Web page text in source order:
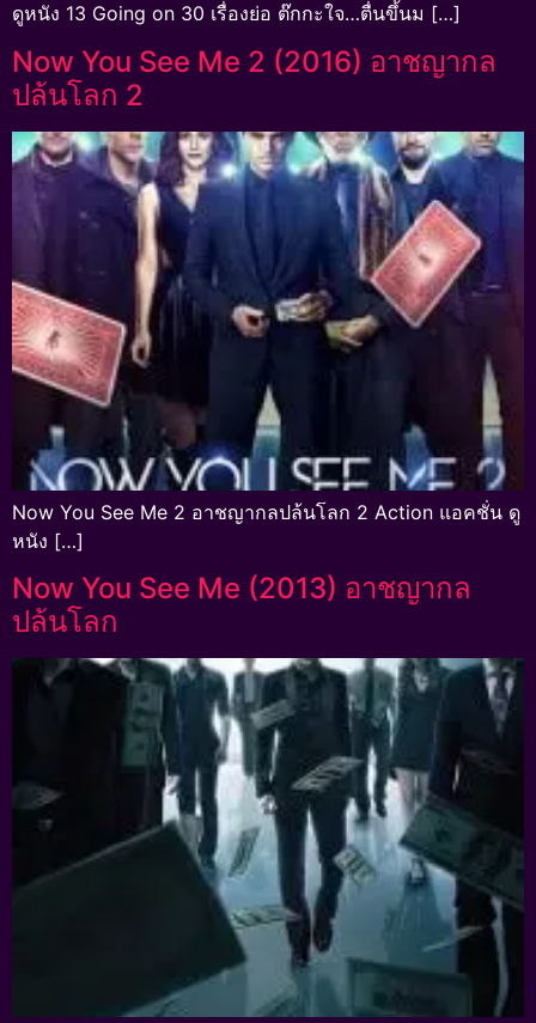
ดูหนัง 13 Going on 30 เรื่องย่อ ต๊กกะใจ…ตื่นขึ้นม […]
Now You See Me 2 (2016) อาชญากล
ปล้นโลก 2
Now You See Me 2 อาชญากลปล้นโลก 2 Action แอคชั่น ดู
หนัง […]
Now You See Me (2013) อาชญากล
ปล้นโลก